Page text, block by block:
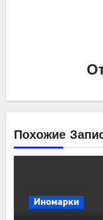
Похожие
Иномарки